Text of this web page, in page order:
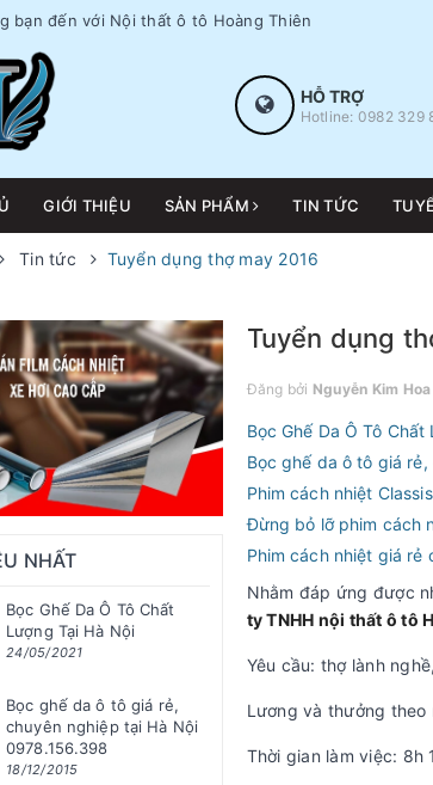
bạn đến với Nội thất ô tô Hoàng Thiên
HỖ TRỢ
Hotline: 0982 329
GIỚI THIỆU SẢN PHẨM TIN TỨC
Tin tức Tuyển dụng thợ may 2016
Tuyển dụng
Đăng bởi Nguyễn Kim Hoa
Bọc Ghế Da Ô Tô
Bọc ghế da ô tô giá
Phim cách nhiệt
Đừng bỏ lỡ phim cách
Phim cách nhiệt giá rẻ
Nhằm đáp ứng được
ty TNHH nội thất ô tô
Yêu cầu: thợ lành
Lương và thưởng theo
Thời gian làm việc: 8h
NHẤT
Bọc Ghế Da Ô Tô Chất
Lượng Tại Hà Nội
24/05/2021
Bọc ghế da ô tô giá rẻ,
chuyên nghiệp tại Hà Nội
0978.156.398
18/12/2015